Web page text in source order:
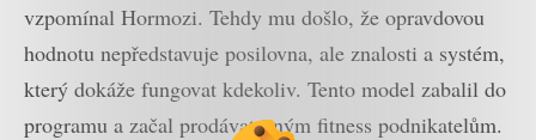
vzpomínal Hormozi. Tehdy mu došlo, že opravdovou
hodnotu nepředstavuje posilovna, ale znalosti a systém,
který dokáže fungovat kdekoliv. Tento model zabalil do
programu a začal prodávat jiným fitness podnikatelům.